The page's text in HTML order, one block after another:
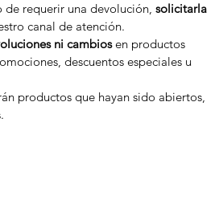
de requerir una devolución, solicitarla
canal de atención.
ni cambiosen productos
descuentos especiales u
productos que hayan sido abiertos,